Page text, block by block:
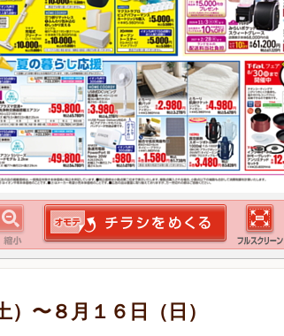
）〜８月１６日（日）